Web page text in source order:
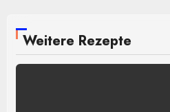
Weitere Rezepte